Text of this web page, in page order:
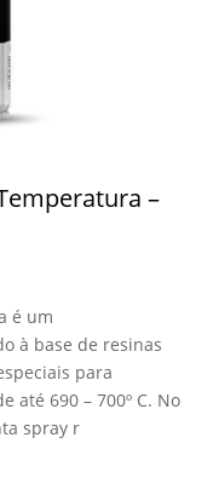
–
é um
à base de resinas
para
até 690 – 700º C. No
spray r